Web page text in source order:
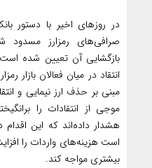
در روزهای اخیر با دستور
صرافی‌های رمزارز
بازگشایی آن تعیین شده
انتقاد در میان فعالان بازار
مبنی بر حذف ارز نیمایی و
موجی از انتقادات را
هشدار داده‌اند که این
است هزینه‌های واردات را
بیشتری مواجه کند.